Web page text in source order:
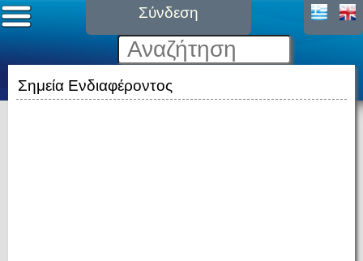
Σύνδεση
Σημεία Ενδιαφέροντος